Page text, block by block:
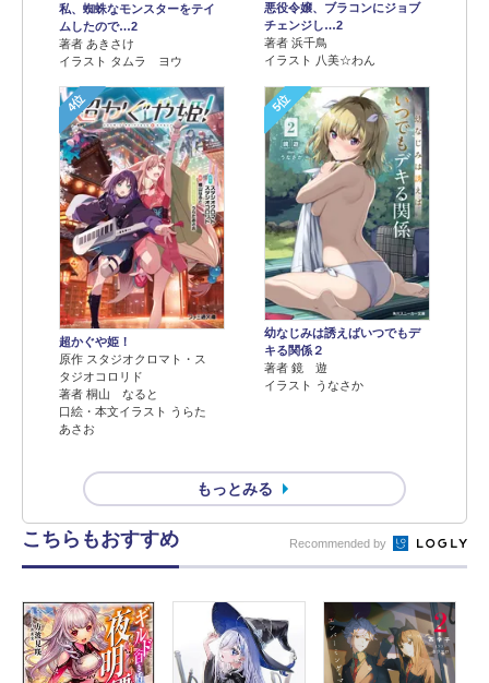
私、蜘蛛なモンスターをテイ
ムしたので…2
著者 あきさけ
イラスト タムラ ヨウ
悪役令嬢、ブラコンにジョブ
チェンジし…2
著者 浜千鳥
イラスト 八美☆わん
4位
超かぐや姫！
原作 スタジオクロマト・ス
タジオコロリド
著者 桐山 なると
口絵・本文イラスト うらた
あさお
5位
幼なじみは誘えばいつでもデ
キる関係２
著者 鏡 遊
イラスト うなさか
もっとみる
こちらもおすすめ Recommended by